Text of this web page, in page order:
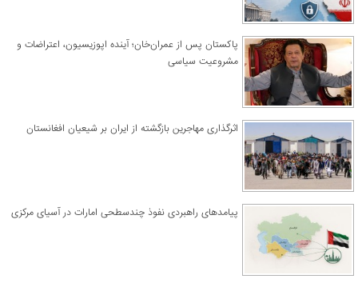
پاکستان پس از عمران‌خان؛ آینده اپوزیسیون، اعتراضات و
مشروعیت سیاسی
اثرگذاری مهاجرین بازگشته از ایران بر شیعیان افغانستان
پیامدهای راهبردی نفوذ چندسطحی امارات در آسیای مرکزی